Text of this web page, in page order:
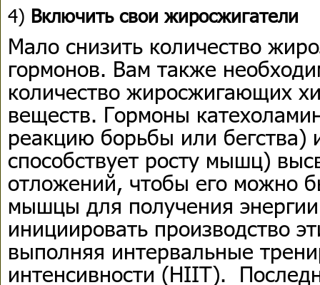
4) Включить свои жиросжигатели
Мало снизить количество
гормонов. Вам также
количество жиросжигающих
веществ. Гормоны
реакцию борьбы или бегства)
способствует росту мышц)
отложений, чтобы его можно
мышцы для получения
инициировать производство
выполняя интервальные
интенсивности (HIIT).